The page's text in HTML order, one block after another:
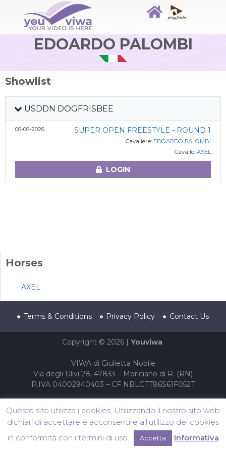
EDOARDO PALOMBI
Showlist
USDDN DOGFRISBEE
06-06-2026 SUPER OPEN FREESTYLE - ROUND 1
Cavaliere: EDOARDO PALOMBI
Cavallo: AXEL
LOGIN
Horses
AXEL
Terms & Conditions Privacy Policy Contact Us
Copyright © 2026 | Youviwa
VIWA di Giulietta Nobile
Via degli Ulivi 28, 47833 – Moriciano di R. (RN)
P.IVA 04002940403 – CF NBLGTT86S61F052T
Questo sito utilizza i cookies. Utilizzando il nostro sito web
dichiari di accettare e acconsentire all’utilizzo dei cookies
in conformità con i termini di uso.
Accetta Informativa